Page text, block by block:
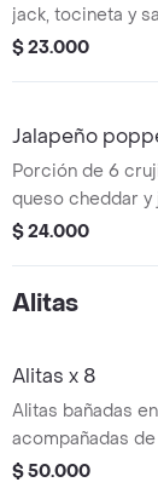
jack, tocineta y
$ 23.000
Jalapeño
Porción de 6
queso cheddar y
$ 24.000
Alitas
Alitas x 8
Alitas bañadas
acompañadas
nuestra salsa
$ 50.000